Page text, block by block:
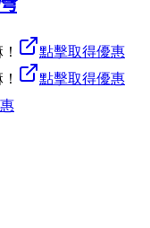
點擊取得優惠
點擊取得優惠